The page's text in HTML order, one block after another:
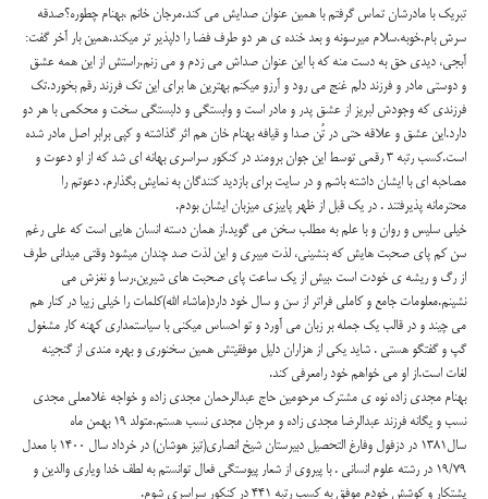
تبریک با مادرشان تماس گرفتم با همین عنوان صدایش می کند.مرجان خانم ،بهنام چطوره؟صدقه
سرش بام.خوبه.سلام میرسونه و بعد خنده ی هر دو طرف فضا را دلپذیر تر میکند.همین بار آخر گفت:
آبجی، دیدی حق به دست منه که با این عنوان صداش می زدم و می زنم.راستش از این همه عشق
و دوستی مادر و فرزند دلم غنج می رود و آرزو میکنم بهترین ها برای این تک فرزند رقم بخورد.تک
فرزندی که وجودش لبریز از عشق پدر و مادر است و وابستگی و دلبستگی سخت و محکمی با هر دو
دارد.این عشق و علاقه حتی در تُن صدا و قیافه بهنام خان هم اثر گذاشته و کپی برابر اصل مادر شده
است.کسب رتبه ۳ رقمی توسط این جوان برومند در کنکور سراسری بهانه ای شد که از او دعوت و
مصاحبه ای با ایشان داشته باشم و در سایت برای بازدید کنندگان به نمایش بگذارم. دعوتم را
محترمانه پذیرفتند . در یک قبل از ظهر پاییزی میزبان ایشان بودم.
خیلی سلیس و روان و با علم به مطلب سخن می گوید.از همان دسته انسان هایی است که علی رغم
سن کم پای صحبت هایش که بنشینی، لذت میبری و این لذت صد چندان میشود وقتی میدانی طرف
از رگ و ریشه ی خودت است .بیش از یک ساعت پای صحبت های شیرین،رسا و نغزش می
نشینم.معلومات جامع و کاملی فراتر از سن و سال خود دارد(ماشاء الله)کلمات را خیلی زیبا در کنار هم
می چیند و در قالب یک جمله بر زبان می آورد و تو احساس میکنی با سیاستمداری کهنه کار مشغول
گپ و گفتگو هستی . شاید یکی از هزاران دلیل موفقیتش همین سخنوری و بهره مندی از گنجینه
لغات است.از او می خواهم خود رامعرفی کند.
بهنام مجدی زاده نوه ی مشترک مرحومین حاج عبدالرحمان مجدی زاده و خواجه غلامعلی مجدی
نسب و یگانه فرزند عبدالرضا مجدی زاده و مرجان مجدی نسب هستم.متولد ۱۹ بهمن ماه
سال۱۳۸۱ در دزفول وفارغ التحصیل دبیرستان شیخ انصاری(تیز هوشان) در خرداد سال ۱۴۰۰ با معدل
۱۹/۷۹ در رشته علوم انسانی . با پیروی از شعار پیوستگی فعال توانستم به لطف خدا ویاری والدین و
پشتکار و کوشش خودم موفق به کسب رتبه ۴۴۱ در کنکور سراسری شوم.